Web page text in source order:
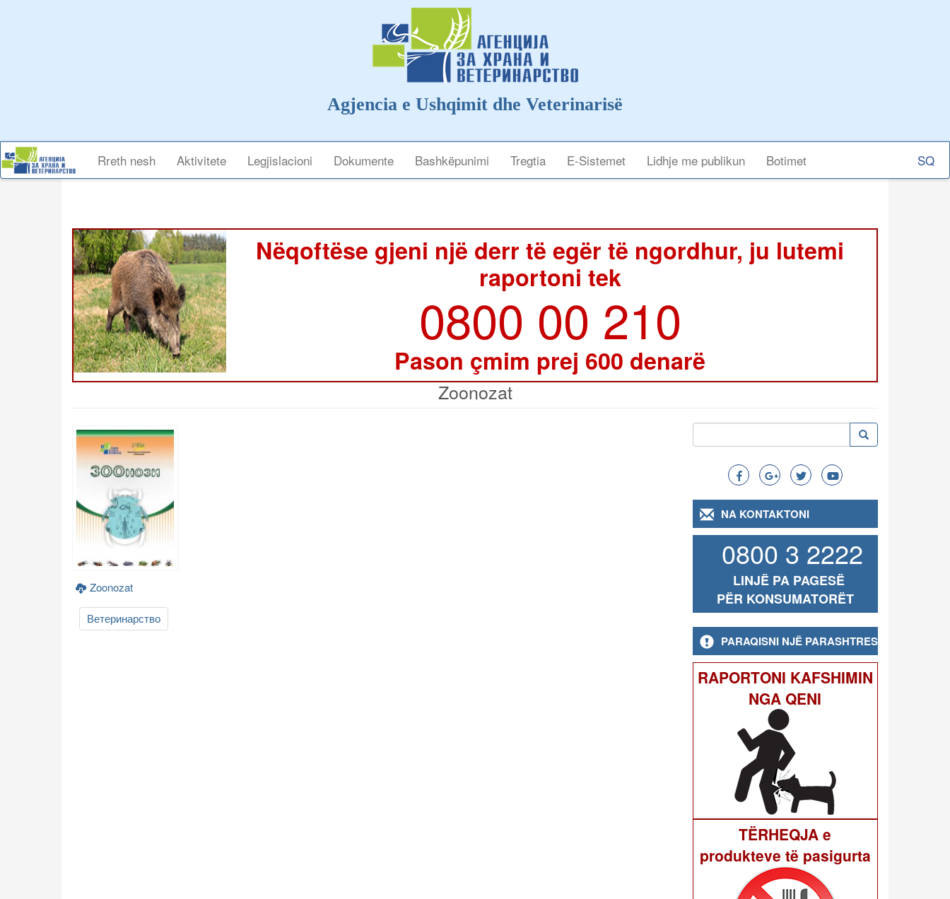
Agjencia e Ushqimit dhe Veterinarisë
Main
navigation
Rreth nesh Aktivitete Legjislacioni Dokumente Bashkëpunimi Tregtia E-Sistemet Lidhje me publikun Botimet
Select
your
Nëqoftëse gjeni një derr të egër të ngordhur, ju lutemi
raportoni tek
0800 00 210
Pason çmim prej 600 denarë
Zoonozat
Zoonozat
Ветеринарство
Search
Kërko Kërko
NA KONTAKTONI
0800 3 2222
LINJË PA PAGESË
PËR KONSUMATORËT
PARAQISNI NJË PARASHTRESË
RAPORTONI KAFSHIMIN
NGA QENI
TËRHEQJA e
produkteve të pasigurta